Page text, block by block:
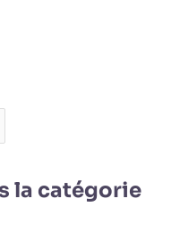
la catégorie